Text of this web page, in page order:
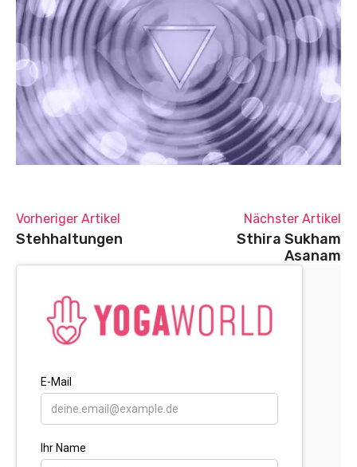
Vorheriger Artikel
Stehhaltungen
Nächster Artikel
Sthira Sukham
Asanam